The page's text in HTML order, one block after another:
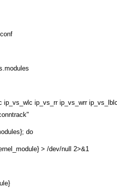
ip_vs_wlc ip_vs_rr ip_vs_wrr
do
> /dev/null 2>&1